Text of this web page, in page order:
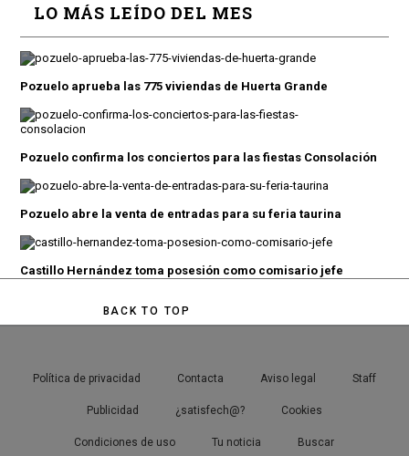
LO MÁS LEÍDO DEL MES
Pozuelo aprueba las 775 viviendas de Huerta Grande
Pozuelo confirma los conciertos para las fiestas Consolación
Pozuelo abre la venta de entradas para su feria taurina
Castillo Hernández toma posesión como comisario jefe
BACK TO TOP
Política de privacidad Contacta Aviso legal Staff
Publicidad ¿satisfech@? Cookies
Condiciones de uso Tu noticia Buscar